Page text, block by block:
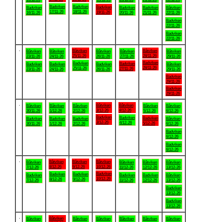
Badviken
16/11-26
Badviken
17/11-26
Badviken
18/11-26
Badviken
19/11-26
Badviken
20/11-26
Badviken
21/11-26
Båtviken
22/11-26
Badviken
22/11-26
Badviken
22/11-26
Båtviken
23/11-26
Badviken
23/11-26
Båtviken
24/11-26
Badviken
24/11-26
Båtviken
25/11-26
Badviken
25/11-26
Båtviken
26/11-26
Badviken
26/11-26
Båtviken
27/11-26
Badviken
27/11-26
Båtviken
28/11-26
Badviken
28/11-26
Båtviken
29/11-26
Båtviken
29/11-26
Badviken
29/11-26
Badviken
29/11-26
Båtviken
30/11-26
Badviken
30/11-26
Båtviken
1/12-26
Badviken
1/12-26
Båtviken
2/12-26
Badviken
2/12-26
Båtviken
3/12-26
Badviken
3/12-26
Båtviken
4/12-26
Badviken
4/12-26
Båtviken
5/12-26
Badviken
5/12-26
Båtviken
6/12-26
Båtviken
6/12-26
Badviken
6/12-26
Badviken
6/12-26
Båtviken
7/12-26
Badviken
7/12-26
Båtviken
8/12-26
Badviken
8/12-26
Båtviken
9/12-26
Badviken
9/12-26
Båtviken
10/12-26
Badviken
10/12-26
Båtviken
11/12-26
Badviken
11/12-26
Båtviken
12/12-26
Badviken
12/12-26
Båtviken
13/12-26
Båtviken
13/12-26
Badviken
13/12-26
Badviken
13/12-26
Båtviken
Båtviken
Båtviken
Båtviken
Båtviken
Båtviken
Båtviken